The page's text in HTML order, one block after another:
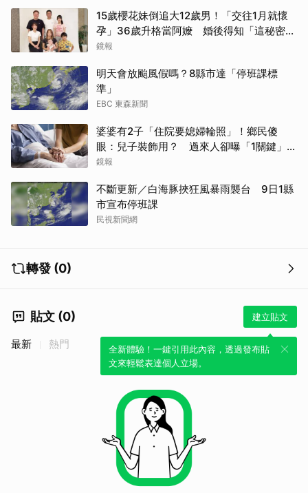
15歲櫻花妹倒追大12歲男！「交往1月就懷
孕」36歲升格當阿嬤 婚後得知「這秘密」
傻眼了
鏡報
明天會放颱風假嗎？8縣市達「停班課標
準」
EBC 東森新聞
婆婆有2子「住院要媳婦輪照」！鄉民傻
眼：兒子裝飾用？ 過來人卻曝「1關鍵」才
做決定
鏡報
不斷更新／白海豚挾狂風暴雨襲台 9日1縣
市宣布停班課
民視新聞網
轉發 (0)
貼文 (0) 建立貼文
全新體驗！一鍵引用此內容，透過發布貼
文來輕鬆表達個人立場。
最新 熱門